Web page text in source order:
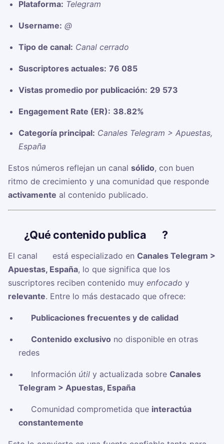
Plataforma: Telegram
Username: @
Tipo de canal: Canal cerrado
Suscriptores actuales: 76 085
Vistas promedio por publicación: 29 573
Engagement Rate (ER): 38.82%
Categoría principal: Canales Telegram > Apuestas,
España
Estos números reflejan un canal sólido, con buen
ritmo de crecimiento y una comunidad que responde
activamente al contenido publicado.
¿Qué contenido publica ☠️?
El canal está especializado en Canales Telegram >
Apuestas, España, lo que significa que los
suscriptores reciben contenido muy enfocado y
relevante. Entre lo más destacado que ofrece:
Publicaciones frecuentes y de calidad
Contenido exclusivo no disponible en otras
redes
✅ Información útily actualizada sobre Canales
Telegram > Apuestas, España
✅ Comunidad comprometida que interactúa
constantemente